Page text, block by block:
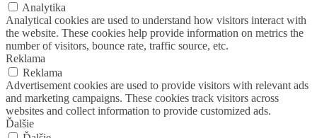
Analytika
Analytical cookies are used to understand how visitors interact with
the website. These cookies help provide information on metrics the
number of visitors, bounce rate, traffic source, etc.
Reklama
Reklama
Advertisement cookies are used to provide visitors with relevant ads
and marketing campaigns. These cookies track visitors across
websites and collect information to provide customized ads.
Ďalšie